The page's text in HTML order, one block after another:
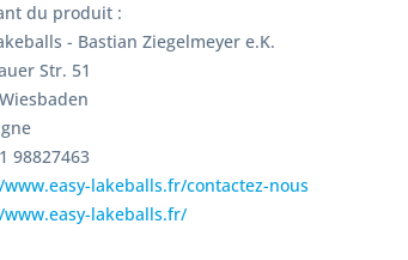
du produit :
- Bastian Ziegelmeyer e.K.
Str. 51
98827463
lakeballs.fr/contactez-nous
lakeballs.fr/